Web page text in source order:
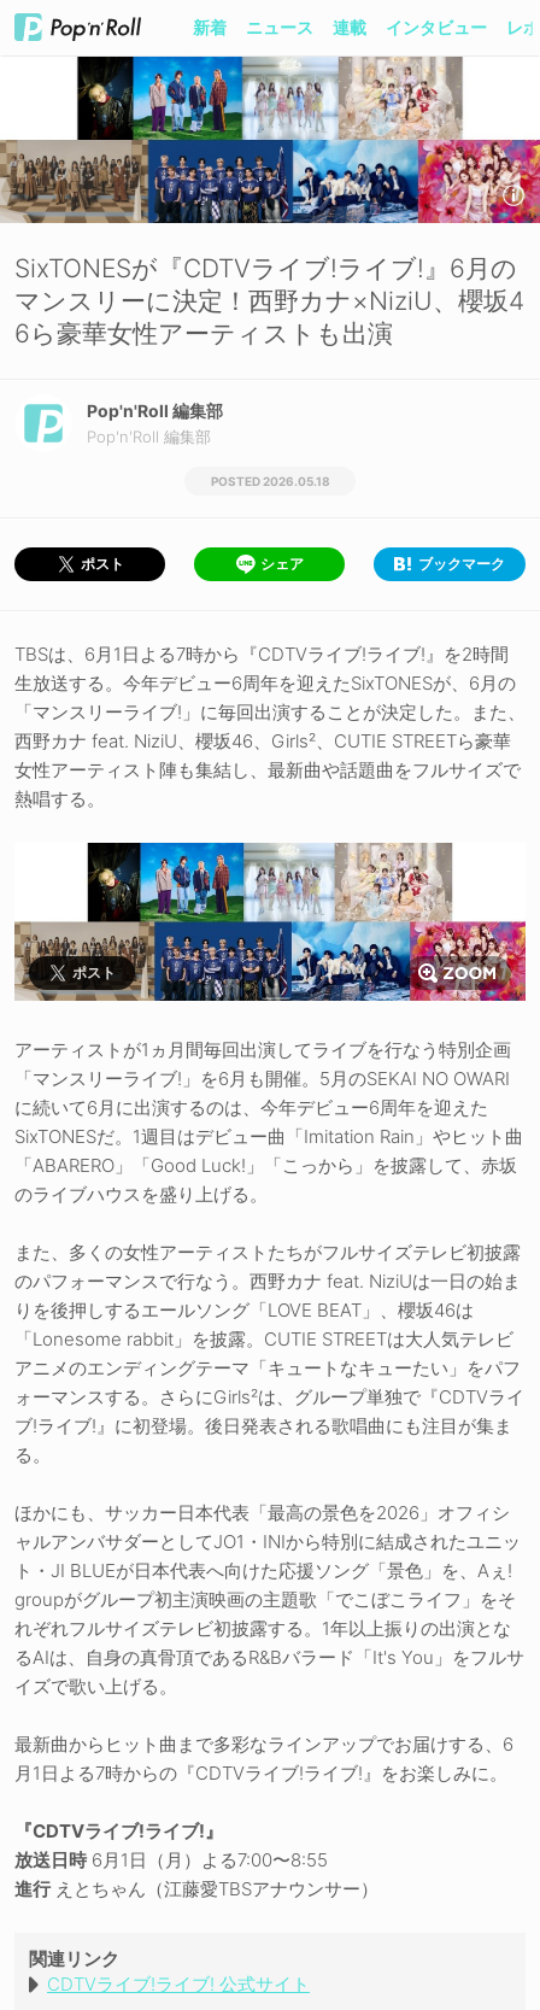
新着 ニュース 連載 インタビュー レ
SixTONESが『CDTVライブ!ライブ!』6月の
マンスリーに決定！西野カナ×NiziU、櫻坂4
6ら豪華女性アーティストも出演
Pop'n'Roll 編集部
Pop'n'Roll 編集部
2026.05.18
ポスト シェア ブックマーク
TBSは、6月1日よる7時から『CDTVライブ!ライブ!』を2時間
生放送する。今年デビュー6周年を迎えたSixTONESが、6月の
「マンスリーライブ!」に毎回出演することが決定した。また、
西野カナ feat. NiziU、櫻坂46、Girls²、CUTIE STREETら豪華
女性アーティスト陣も集結し、最新曲や話題曲をフルサイズで
熱唱する。
ポスト
アーティストが1ヵ月間毎回出演してライブを行なう特別企画
「マンスリーライブ!」を6月も開催。5月のSEKAI NO OWARI
に続いて6月に出演するのは、今年デビュー6周年を迎えた
SixTONESだ。1週目はデビュー曲「Imitation Rain」やヒット曲
「ABARERO」「Good Luck!」「こっから」を披露して、赤坂
のライブハウスを盛り上げる。
また、多くの女性アーティストたちがフルサイズテレビ初披露
のパフォーマンスで行なう。西野カナ feat. NiziUは一日の始ま
りを後押しするエールソング「LOVE BEAT」、櫻坂46は
「Lonesome rabbit」を披露。CUTIE STREETは大人気テレビ
アニメのエンディングテーマ「キュートなキューたい」をパフ
ォーマンスする。さらにGirls²は、グループ単独で『CDTVライ
ブ!ライブ!』に初登場。後日発表される歌唱曲にも注目が集ま
る。
ほかにも、サッカー日本代表「最高の景色を2026」オフィシ
ャルアンバサダーとしてJO1・INIから特別に結成されたユニッ
ト・JI BLUEが日本代表へ向けた応援ソング「景色」を、Aぇ!
groupがグループ初主演映画の主題歌「でこぼこライフ」をそ
れぞれフルサイズテレビ初披露する。1年以上振りの出演とな
るAIは、自身の真骨頂であるR&Bバラード「It's You」をフルサ
イズで歌い上げる。
最新曲からヒット曲まで多彩なラインアップでお届けする、6
月1日よる7時からの『CDTVライブ!ライブ!』をお楽しみに。
『CDTVライブ!ライブ!』
放送日時 6月1日（月）よる7:00〜8:55
進行えとちゃん（江藤愛TBSアナウンサー）
関連リンク
CDTVライブ!ライブ! 公式サイト